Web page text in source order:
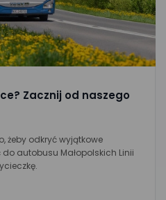
Zacznij od naszego
żeby odkryć wyjątkowe
autobusu Małopolskich Linii